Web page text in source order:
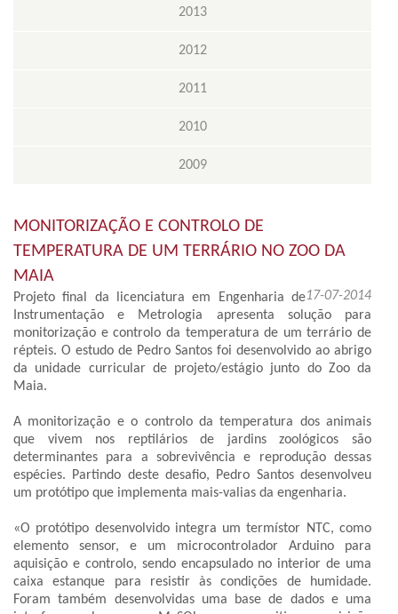
2013
2012
2011
2010
2009
MONITORIZAÇÃO E CONTROLO DE
TEMPERATURA DE UM TERRÁRIO NO ZOO DA
MAIA
17-07-2014
Projeto final da licenciatura em Engenharia de
Instrumentação e Metrologia apresenta solução para
monitorização e controlo da temperatura de um terrário de
répteis. O estudo de Pedro Santos foi desenvolvido ao abrigo
da unidade curricular de projeto/estágio junto do Zoo da
Maia.
A monitorização e o controlo da temperatura dos animais
que vivem nos reptilários de jardins zoológicos são
determinantes para a sobrevivência e reprodução dessas
espécies. Partindo deste desafio, Pedro Santos desenvolveu
um protótipo que implementa mais-valias da engenharia.
«O protótipo desenvolvido integra um termístor NTC, como
elemento sensor, e um microcontrolador Arduino para
aquisição e controlo, sendo encapsulado no interior de uma
caixa estanque para resistir às condições de humidade.
Foram também desenvolvidas uma base de dados e uma